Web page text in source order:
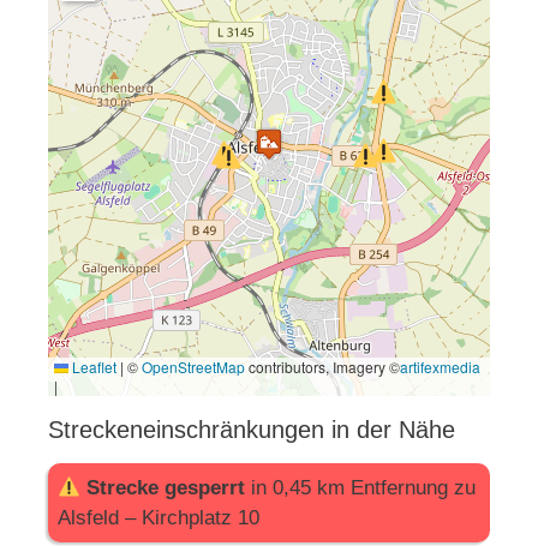
Leaflet | ©OpenStreetMapcontributors, Imagery ©artifexmedia
|
Streckeneinschränkungen in der Nähe
Strecke gesperrt in 0,45 km Entfernung zu
Alsfeld – Kirchplatz 10